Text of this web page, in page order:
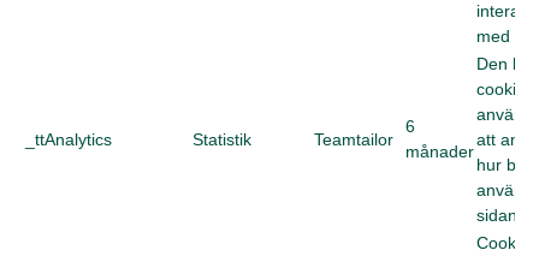
med
_ttAnalytics Statistik Teamtailor
6
månader
Den här
cookien
att
hur
sidan.